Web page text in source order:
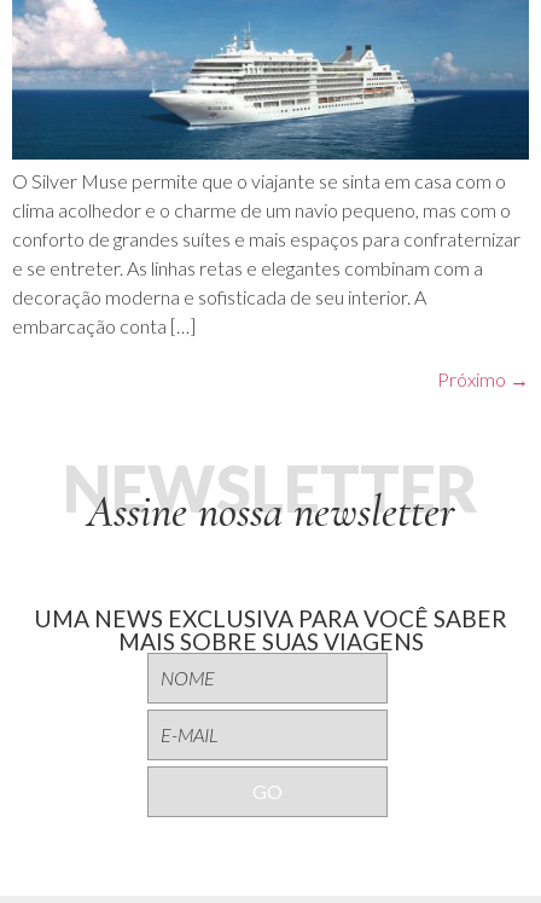
O Silver Muse permite que o viajante se sinta em casa com o
clima acolhedor e o charme de um navio pequeno, mas com o
conforto de grandes suítes e mais espaços para confraternizar
e se entreter. As linhas retas e elegantes combinam com a
decoração moderna e sofisticada de seu interior. A
embarcação conta […]
Próximo →
Assine nossa newsletter
NEWSLETTER
UMA NEWS EXCLUSIVA PARA VOCÊ SABER
MAIS SOBRE SUAS VIAGENS